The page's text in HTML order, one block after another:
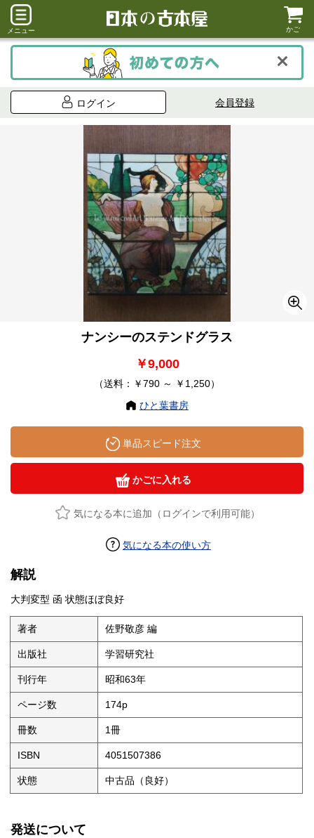
メニュー かご
ログイン 会員登録
ナンシーのステンドグラス
￥9,000
（送料：￥790 ～ ￥1,250）
ひと葉書房
単品スピード注文
かごに入れる
気になる本に追加（ログインで利用可能）
気になる本の使い方
解説
大判変型 函 状態ほぼ良好
著者 佐野敬彦 編
出版社 学習研究社
刊行年 昭和63年
ページ数 174p
冊数 1冊
ISBN 4051507386
状態 中古品（良好）
発送について